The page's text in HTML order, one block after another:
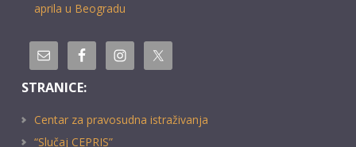
aprila u Beogradu
STRANICE:
Centar za pravosudna istraživanja
“Slučaj CEPRIS”